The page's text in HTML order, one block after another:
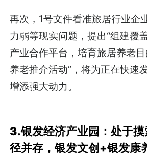
再次，1号文件看准旅居行业企
力弱等现实问题，提出“组建覆
产业合作平台，培育旅居养老
养老推介活动”，将为正在快速
增添强大动力。
3.银发经济产业园：处于
径并存，银发文创+银发康